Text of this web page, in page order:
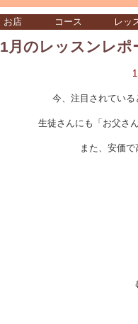
お店 コース レッ
1月のレッスンレポ
今、注目されてい
生徒さんにも「お父さ
また、安価